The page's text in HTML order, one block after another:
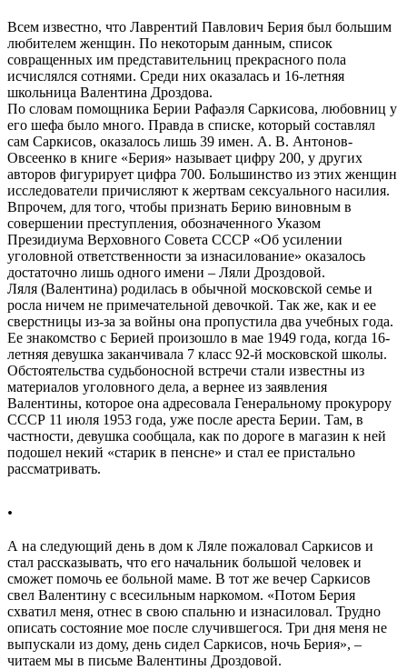
Всем известно, что Лаврентий Павлович Берия был большим
любителем женщин. По некоторым данным, список
совращенных им представительниц прекрасного пола
исчислялся сотнями. Среди них оказалась и 16-летняя
школьница Валентина Дроздова.
По словам помощника Берии Рафаэля Саркисова, любовниц у
его шефа было много. Правда в списке, который составлял
сам Саркисов, оказалось лишь 39 имен. А. В. Антонов-
Овсеенко в книге «Берия» называет цифру 200, у других
авторов фигурирует цифра 700. Большинство из этих женщин
исследователи причисляют к жертвам сексуального насилия.
Впрочем, для того, чтобы признать Берию виновным в
совершении преступления, обозначенного Указом
Президиума Верховного Совета СССР «Об усилении
уголовной ответственности за изнасилование» оказалось
достаточно лишь одного имени – Ляли Дроздовой.
Ляля (Валентина) родилась в обычной московской семье и
росла ничем не примечательной девочкой. Так же, как и ее
сверстницы из-за за войны она пропустила два учебных года.
Ее знакомство с Берией произошло в мае 1949 года, когда 16-
летняя девушка заканчивала 7 класс 92-й московской школы.
Обстоятельства судьбоносной встречи стали известны из
материалов уголовного дела, а вернее из заявления
Валентины, которое она адресовала Генеральному прокурору
СССР 11 июля 1953 года, уже после ареста Берии. Там, в
частности, девушка сообщала, как по дороге в магазин к ней
подошел некий «старик в пенсне» и стал ее пристально
рассматривать.
.
А на следующий день в дом к Ляле пожаловал Саркисов и
стал рассказывать, что его начальник большой человек и
сможет помочь ее больной маме. В тот же вечер Саркисов
свел Валентину с всесильным наркомом. «Потом Берия
схватил меня, отнес в свою спальню и изнасиловал. Трудно
описать состояние мое после случившегося. Три дня меня не
выпускали из дому, день сидел Саркисов, ночь Берия», –
читаем мы в письме Валентины Дроздовой.